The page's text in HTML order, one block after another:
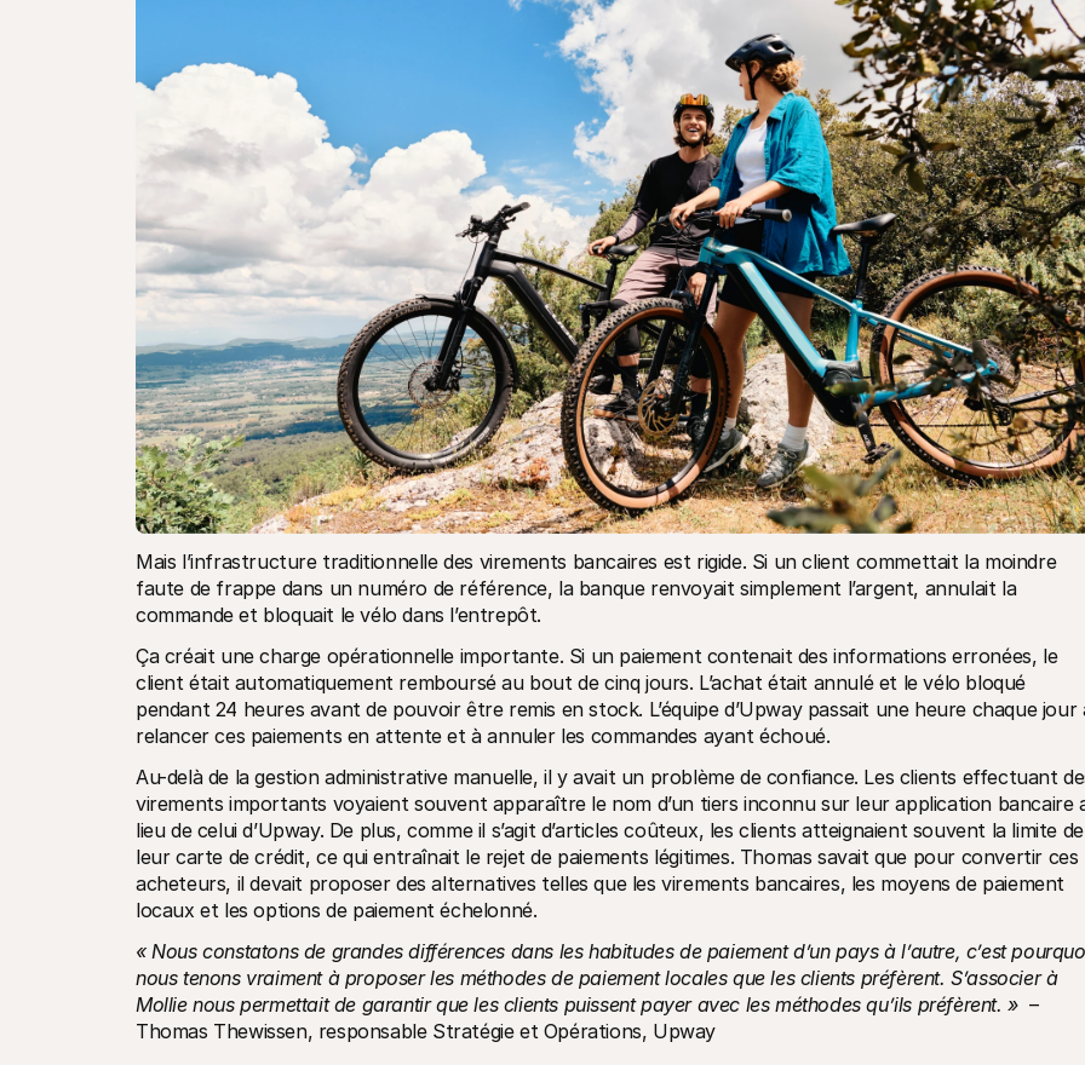
Mais l’infrastructure traditionnelle des virements bancaires est rigide. Si un client commettait la moindre
faute de frappe dans un numéro de référence, la banque renvoyait simplement l’argent, annulait la
commande et bloquait le vélo dans l’entrepôt.
Ça créait une charge opérationnelle importante. Si un paiement contenait des informations erronées, le
client était automatiquement remboursé au bout de cinq jours. L’achat était annulé et le vélo bloqué
pendant 24 heures avant de pouvoir être remis en stock. L’équipe d’Upway passait une heure chaque jour
relancer ces paiements en attente et à annuler les commandes ayant échoué.
Au-delà de la gestion administrative manuelle, il y avait un problème de confiance. Les clients effectuant
virements importants voyaient souvent apparaître le nom d’un tiers inconnu sur leur application bancaire
lieu de celui d’Upway. De plus, comme il s’agit d’articles coûteux, les clients atteignaient souvent la limite de
leur carte de crédit, ce qui entraînait le rejet de paiements légitimes. Thomas savait que pour convertir ces
acheteurs, il devait proposer des alternatives telles que les virements bancaires, les moyens de paiement
locaux et les options de paiement échelonné.
« Nous constatons de grandes différences dans les habitudes de paiement d’un pays à l’autre, c’est
nous tenons vraiment à proposer les méthodes de paiement locales que les clients préfèrent. S’associer à
Mollie nous permettait de garantir que les clients puissent payer avec les méthodes qu’ils préfèrent. » –
Thomas Thewissen, responsable Stratégie et Opérations, Upway